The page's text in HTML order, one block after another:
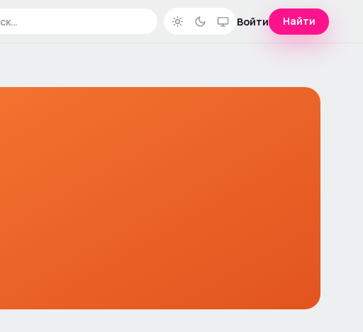
Войти Найти